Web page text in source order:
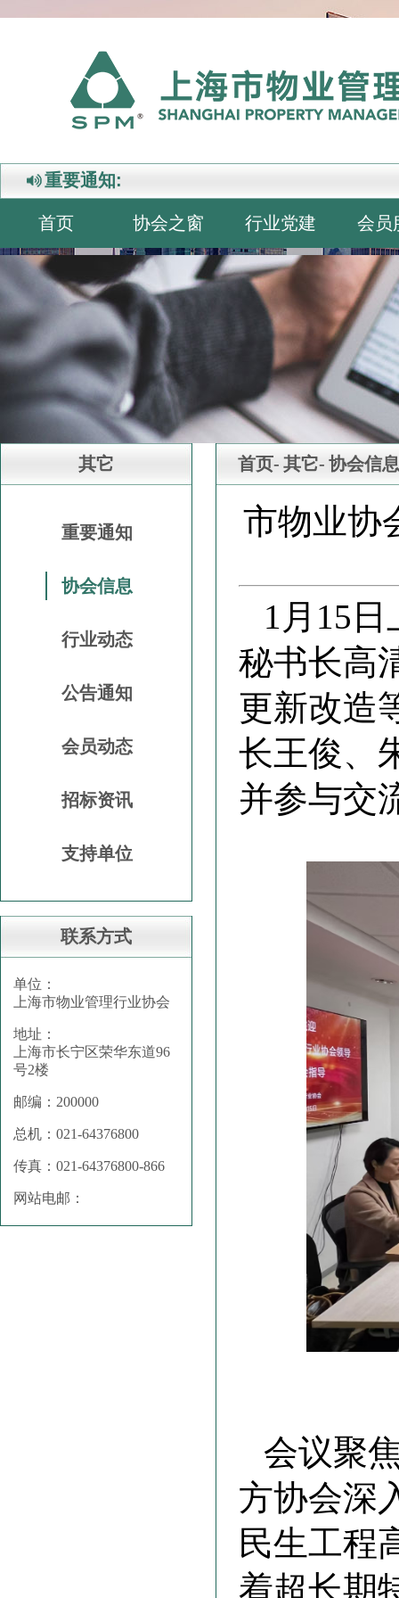
重要通知:
首页 协会之窗 行业党建 会员
其它
重要通知
协会信息
行业动态
公告通知
会员动态
招标资讯
支持单位
联系方式
单位：
上海市物业管理行业协会
地址：
上海市长宁区荣华东道96
号2楼
邮编：200000
总机：021-64376800
传真：021-64376800-866
网站电邮：
首页- 其它- 协会信息
市物业协
1月15
秘书长高
更新改造
长王俊、
并参与交
会议聚
方协会深
民生工程
着超长期